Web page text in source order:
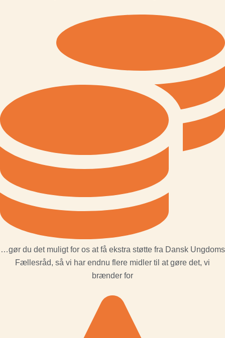
…gør du det muligt for os at få ekstra støtte fra Dansk Ungdoms
Fællesråd, så vi har endnu flere midler til at gøre det, vi
brænder for